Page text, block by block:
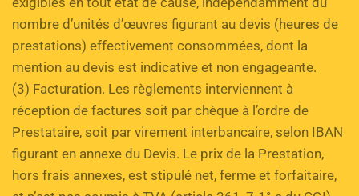
nombre d’unités d’œuvres figurant au devis (heures de
prestations) effectivement consommées, dont la
mention au devis est indicative et non engageante.
(3) Facturation. Les règlements interviennent à
réception de factures soit par chèque à l’ordre de
Prestataire, soit par virement interbancaire, selon IBAN
figurant en annexe du Devis. Le prix de la Prestation,
hors frais annexes, est stipulé net, ferme et forfaitaire,